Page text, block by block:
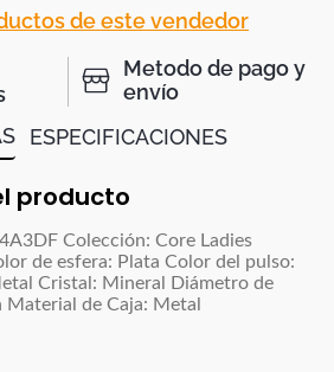
de este vendedor
Metodo de pago y
envío
ESPECIFICACIONES
producto
Colección: Core Ladies
de esfera: Plata Color del pulso:
Cristal: Mineral Diámetro de
de Caja: Metal